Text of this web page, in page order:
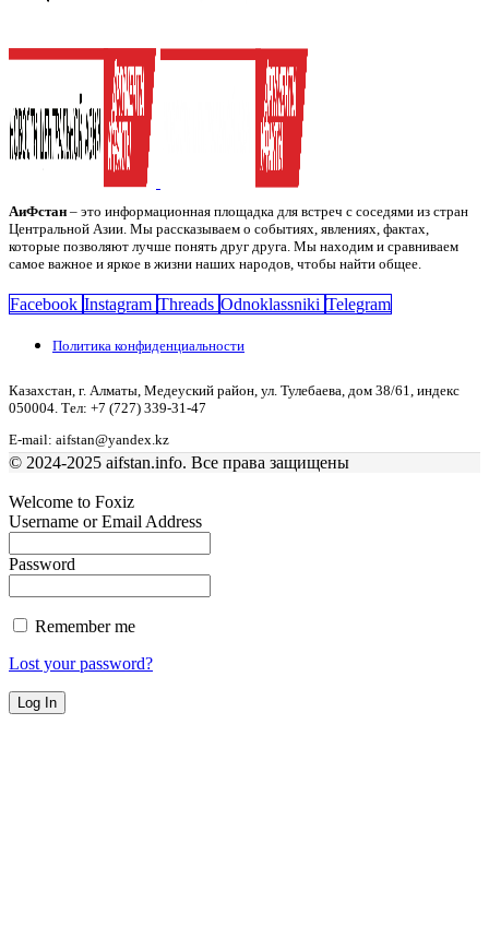
АиФстан – это информационная площадка для встреч с соседями из стран
Центральной Азии. Мы рассказываем о событиях, явлениях, фактах,
которые позволяют лучше понять друг друга. Мы находим и сравниваем
самое важное и яркое в жизни наших народов, чтобы найти общее.
Facebook Instagram Threads Odnoklassniki Telegram
Политика конфиденциальности
Казахстан, г. Алматы, Медеуский район, ул. Тулебаева, дом 38/61, индекс
050004. Тел: +7 (727) 339-31-47
E-mail: aifstan@yandex.kz
© 2024-2025 aifstan.info. Все права защищены
Welcome to Foxiz
Username or Email Address
Password
Remember me
Lost your password?